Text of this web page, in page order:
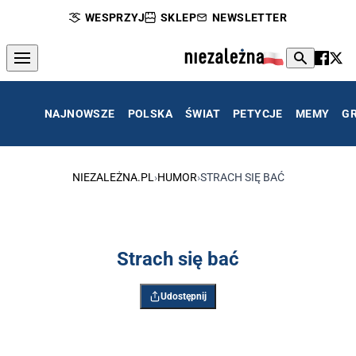
WESPRZYJ SKLEP NEWSLETTER
NAJNOWSZE POLSKA ŚWIAT PETYCJE MEMY
NIEZALEŻNA.PL ›HUMOR›STRACH SIĘ BAĆ
Strach się bać
Udostępnij